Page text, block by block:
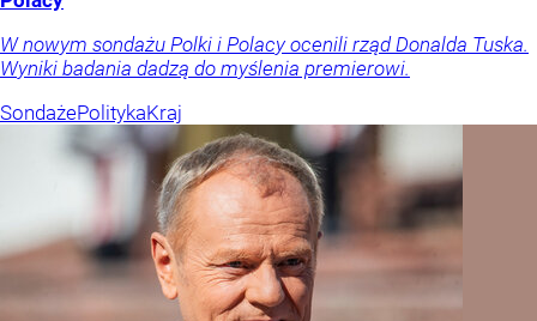
W nowym sondażu Polki i Polacy ocenili rząd Donalda Tuska.
Wyniki badania dadzą do myślenia premierowi.
SondażePolitykaKraj